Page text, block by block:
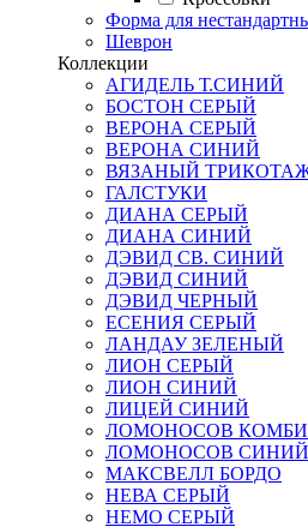
Форма для
Шеврон
Коллекции
АГИДЕЛЬ Т.СИНИЙ
БОСТОН СЕРЫЙ
ВЕРОНА СЕРЫЙ
ВЕРОНА СИНИЙ
ВЯЗАНЫЙ
ГАЛСТУКИ
ДИАНА СЕРЫЙ
ДИАНА СИНИЙ
ДЭВИД СВ. СИНИЙ
ДЭВИД СИНИЙ
ДЭВИД ЧЕРНЫЙ
ЕСЕНИЯ СЕРЫЙ
ЛАНДАУ ЗЕЛЕНЫЙ
ЛИОН СЕРЫЙ
ЛИОН СИНИЙ
ЛИЦЕЙ СИНИЙ
ЛОМОНОСОВ
ЛОМОНОСОВ СИНИЙ
МАКСВЕЛЛ БОРДО
НЕВА СЕРЫЙ
НЕМО СЕРЫЙ